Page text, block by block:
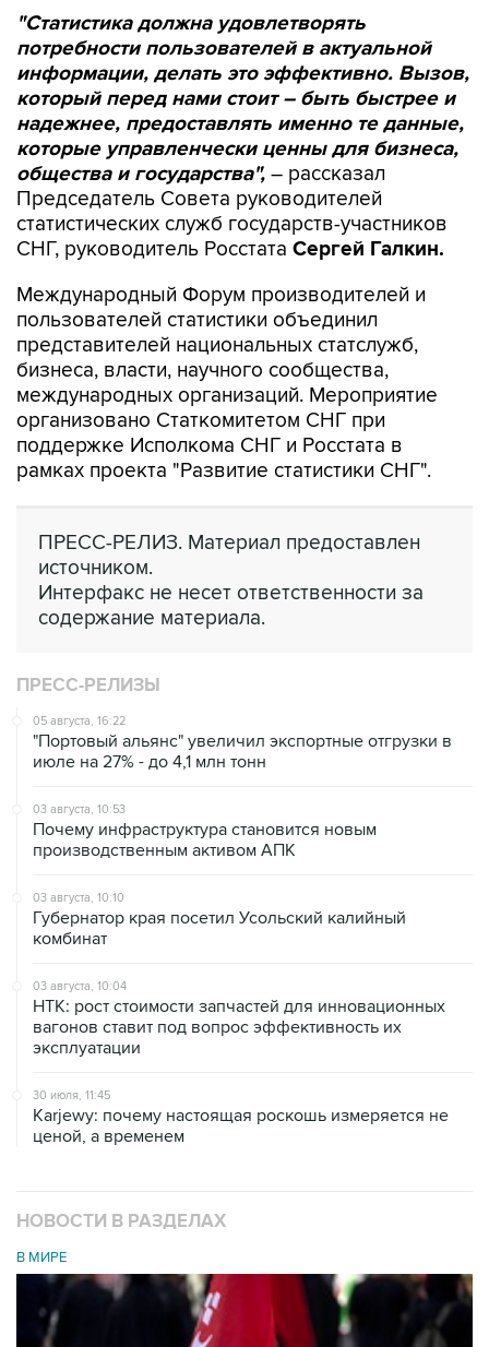
"Статистика должна удовлетворять
потребности пользователей в актуальной
информации, делать это эффективно. Вызов,
который перед нами стоит – быть быстрее и
надежнее, предоставлять именно те данные,
которые управленчески ценны для бизнеса,
общества и государства", – рассказал
Председатель Совета руководителей
статистических служб государств-участников
СНГ, руководитель Росстата Сергей Галкин.
Международный Форум производителей и
пользователей статистики объединил
представителей национальных статслужб,
бизнеса, власти, научного сообщества,
международных организаций. Мероприятие
организовано Статкомитетом СНГ при
поддержке Исполкома СНГ и Росстата в
рамках проекта "Развитие статистики СНГ".
ПРЕСС-РЕЛИЗ. Материал предоставлен
источником.
Интерфакс не несет ответственности за
содержание материала.
ПРЕСС-РЕЛИЗЫ
05 августа, 16:22
"Портовый альянс" увеличил экспортные отгрузки в
июле на 27% - до 4,1 млн тонн
03 августа, 10:53
Почему инфраструктура становится новым
производственным активом АПК
03 августа, 10:10
Губернатор края посетил Усольский калийный
комбинат
03 августа, 10:04
НТК: рост стоимости запчастей для инновационных
вагонов ставит под вопрос эффективность их
эксплуатации
30 июля, 11:45
Karjewy: почему настоящая роскошь измеряется не
ценой, а временем
НОВОСТИ В РАЗДЕЛАХ
В МИРЕ